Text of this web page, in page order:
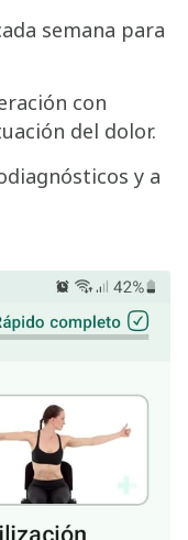
semana para
con
del dolor.
y a